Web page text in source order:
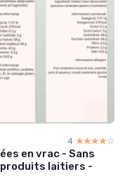
4 ☆☆☆☆☆
★★★★★
en vrac - Sans
produits laitiers -